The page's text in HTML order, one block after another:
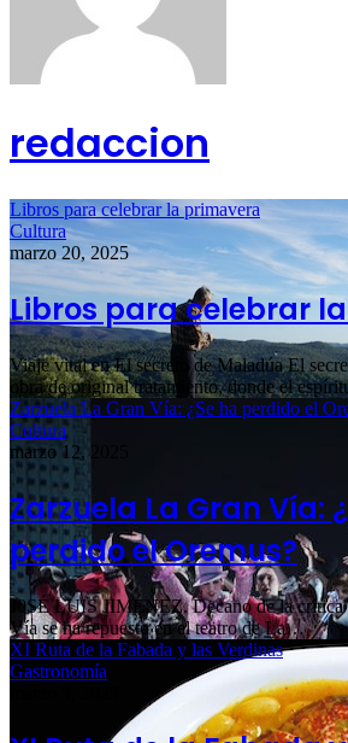
redaccion
Libros para celebrar la primavera
Cultura
marzo 20, 2025
Libros para celebrar
Viaje vital en El secreto de Maladúa El
obra de original tratamiento, donde el
Zarzuela La Gran Vía: ¿Se ha perdido el
Cultura
marzo 12, 2025
Zarzuela La Gran Vía:
perdido el Oremus?
J0SÉ LUIS JIMÉNEZ. Decano de la
Vía se ha repuesto en el teatro de La…
XI Ruta de la Fabada y las Verdinas
Gastronomía